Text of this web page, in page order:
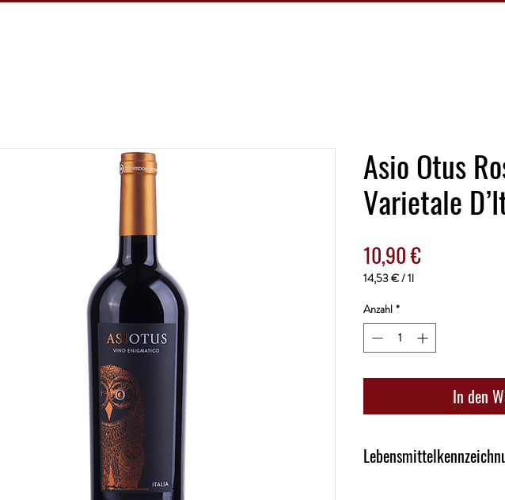
Asio Otus
Varietale
10,90 €Preis
14,53 €/1l
pro
1
Liter
Anzahl *
In den